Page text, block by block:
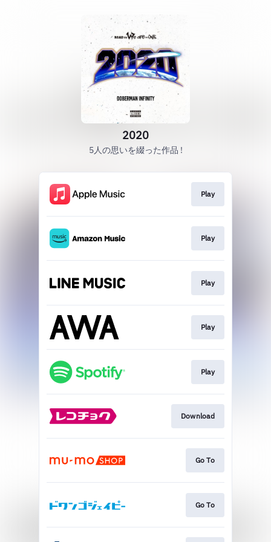
2020
5人の思いを綴った作品 !
Play
Play
Play
Play
Play
Download
Go To
Go To